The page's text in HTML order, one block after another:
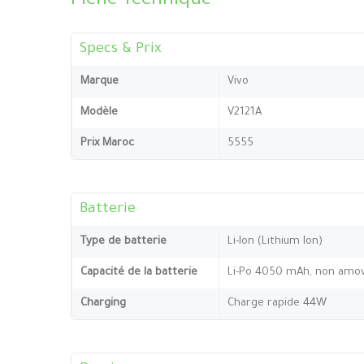
Specs & Prix
Marque Vivo
Modèle V2121A
Prix Maroc 5555
Batterie
Type de batterie Li-Ion (Lithium Ion)
Capacité de la batterie Li-Po 4050 mAh, non
Charging Charge rapide 44W